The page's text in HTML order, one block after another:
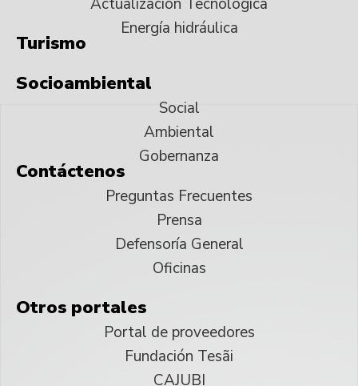
Energía hidráulica
Turismo
Socioambiental
Social
Ambiental
Gobernanza
Contáctenos
Preguntas Frecuentes
Prensa
Defensoría General
Oficinas
Otros portales
Portal de proveedores
Fundación Tesãi
CAJUBI